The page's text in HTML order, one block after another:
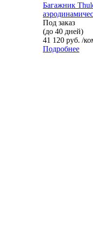
Багажник
Под заказ
(до 40 дней)
41 120 руб. /
Подробнее